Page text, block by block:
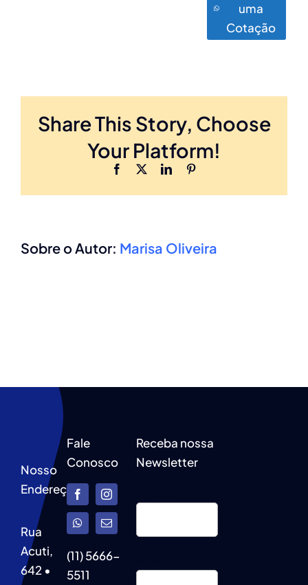
uma
Cotação
Share This Story, Choose
Your Platform!
Facebook LinkedIn
Sobre o Autor: Marisa Oliveira
Nosso
Endereço
Rua
Acuti,
642 •
Fale
Conosco
(11) 5666-
5511
Receba nossa
Newsletter